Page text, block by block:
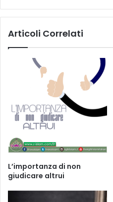
Articoli Correlati
L’importanza di non
giudicare altrui